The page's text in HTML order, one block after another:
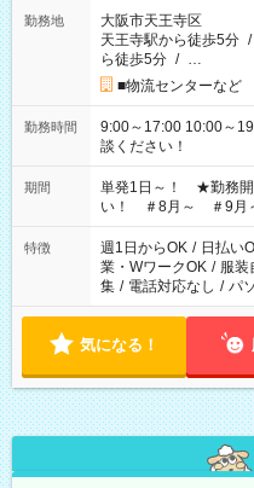
勤務地
大阪市天王寺区
天王寺駅から徒歩5分 /
ら徒歩5分 / …
■物流センターなど
勤務時間
9:00～17:00 10:00～19:00 など ■ 他の時
談ください！
期間
単発1日～！ ★勤務開
い！ ＃8月～ ＃9月
特徴 週1日からOK / 日払い
業・WワークOK / 服装
集 / 電話対応なし / パ
気になる！